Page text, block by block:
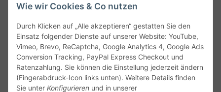
Wie wir Cookies & Co nutzen
Durch Klicken auf „Alle akzeptieren“ gestatten Sie den
Einsatz folgender Dienste auf unserer Website: YouTube,
Vimeo, Brevo, ReCaptcha, Google Analytics 4, Google Ads
Conversion Tracking, PayPal Express Checkout und
Ratenzahlung. Sie können die Einstellung jederzeit ändern
(Fingerabdruck-Icon links unten). Weitere Details finden
Sie unter Konfigurieren und in unserer
Service
Gesetzliche Informationen
Alle technischen Angaben ohne Gewähr. Irrtümer und fehlerhafte